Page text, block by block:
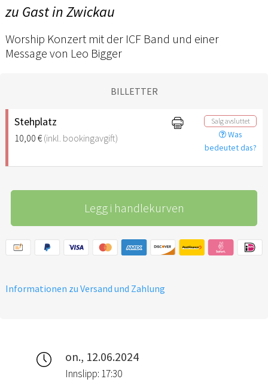
zu Gast in Zwickau
Worship Konzert mit der ICF Band und einer
Message von Leo Bigger
BILLETTER
Stehplatz
10,00 €(inkl. bookingavgift)
Salg avsluttet
Was
bedeutet das?
Legg i handlekurven
Informationen zu Versand und Zahlung
on., 12.06.2024
Innslipp: 17:30